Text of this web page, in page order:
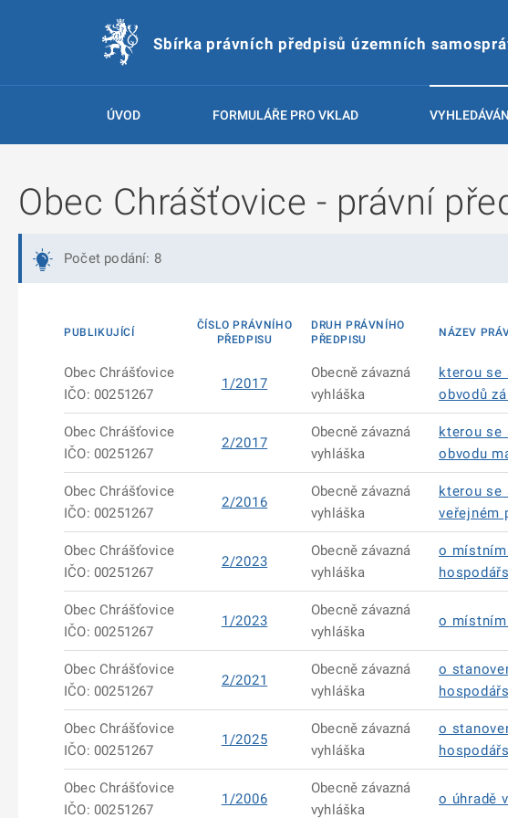
Sbírka právních předpisů územních
ÚVOD FORMULÁŘE PRO VKLAD
Obec Chrášťovice - právní
Počet podání: 8
PUBLIKUJÍCÍ
ČÍSLO PRÁVNÍHO
PŘEDPISU
DRUH PRÁVNÍHO
PŘEDPISU
NÁZEV
Obec Chrášťovice
IČO: 00251267
1/2017
Obecně závazná
vyhláška
kterou se
obvodů
Obec Chrášťovice
IČO: 00251267
2/2017
Obecně závazná
vyhláška
kterou se
obvodu
Obec Chrášťovice
IČO: 00251267
2/2016
Obecně závazná
vyhláška
kterou se
veřejném
Obec Chrášťovice
IČO: 00251267
2/2023
Obecně závazná
vyhláška
o místním
Obec Chrášťovice
IČO: 00251267
1/2023
Obecně závazná
vyhláška
o
Obec Chrášťovice
IČO: 00251267
2/2021
Obecně závazná
vyhláška
o
Obec Chrášťovice
IČO: 00251267
1/2025
Obecně závazná
vyhláška
o
Obec Chrášťovice
IČO: 00251267
1/2006
Obecně závazná
vyhláška
o úhradě